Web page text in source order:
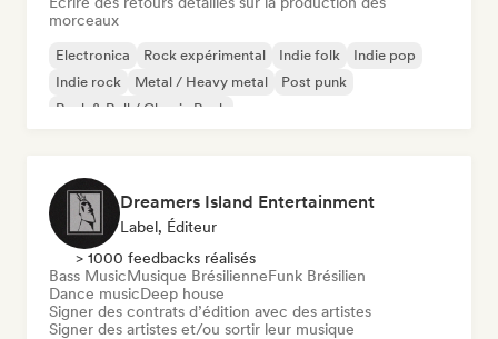
morceaux
Electronica Rock expérimental Indie folk
Indie pop
Indie rock
Metal / Heavy metal
Post punk
Rock & Roll / Classic Rock
Dreamers Island Entertainment
Label, Éditeur
> 1000 feedbacks réalisés
Bass MusicMusique BrésilienneFunk Brésilien
Dance musicDeep house
Signer des contrats d’édition avec des artistes
Signer des artistes et/ou sortir leur musique